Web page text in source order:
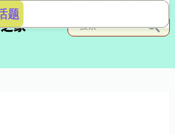
题